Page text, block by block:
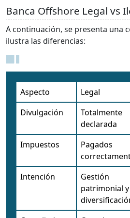
Banca Offshore Legal vs
A continuación, se presenta una
ilustra las diferencias:
Aspecto Legal
Divulgación
Totalmente
declarada
Impuestos
Pagados
Intención
Gestión
patrimonial y